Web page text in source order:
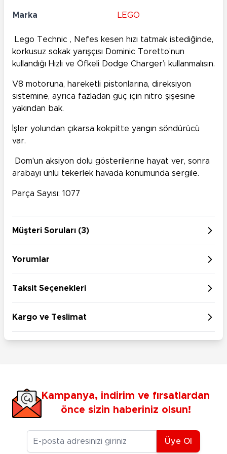
Marka LEGO
Lego Technic , Nefes kesen hızı tatmak istediğinde,
korkusuz sokak yarışçısı Dominic Toretto’nun
kullandığı Hızlı ve Öfkeli Dodge Charger’ı kullanmalısın.
V8 motoruna, hareketli pistonlarına, direksiyon
sistemine, ayrıca fazladan güç için nitro şişesine
yakından bak.
İşler yolundan çıkarsa kokpitte yangın söndürücü
var.
Dom'un aksiyon dolu gösterilerine hayat ver, sonra
arabayı ünlü tekerlek havada konumunda sergile.
Parça Sayısı: 1077
Müşteri Soruları (3)
Yorumlar
Taksit Seçenekleri
Kargo ve Teslimat
Kampanya, indirim ve fırsatlardan
önce sizin haberiniz olsun!
E-posta Adresiniz
Üye Ol